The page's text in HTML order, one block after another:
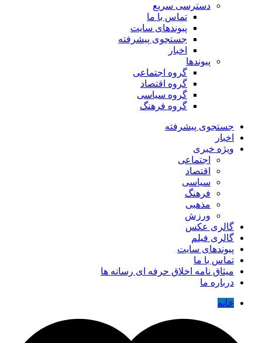
دسترسی سریع
تماس با ما
پیوندهای سایت
جستجوی پیشرفته
اخبار
پیوندها
گروه اجتماعی
گروه اقتصاد
گروه سیاسی
گروه فرهنگ
جستجوی پیشرفته
اخبار
ویژه خبری
اجتماعی
اقتصاد
سیاسی
فرهنگ
مذهبی
ورزش
گالری عکس
گالری فیلم
پیوندهای سایت
تماس با ما
میثاق نامه اخلاق حرفه ای رسانه ها
درباره ما
خانه